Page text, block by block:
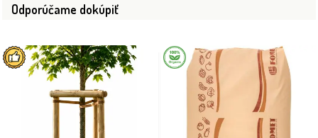
Odporúčame dokúpiť